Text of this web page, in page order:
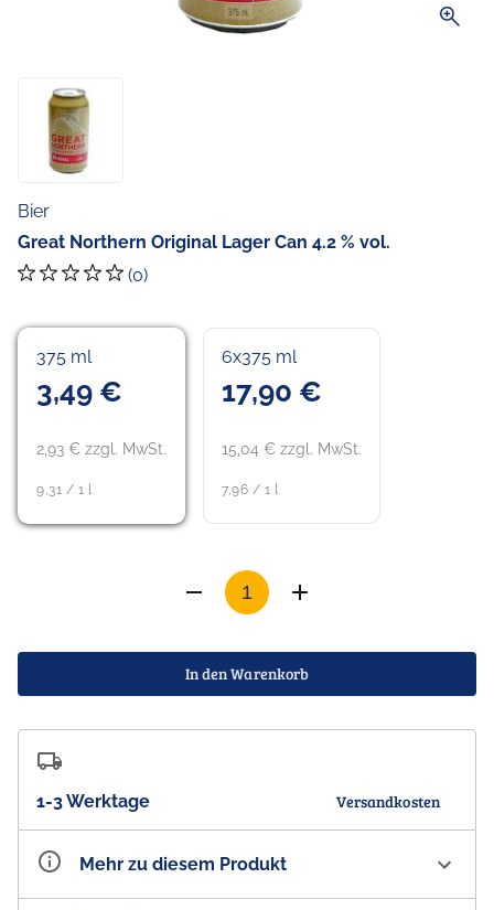
zoom_in
Bier
Great Northern Original Lager Can 4.2 % vol.
(0)
375 ml
3,49 €
2,93 € zzgl. MwSt.
9,31 / 1 l
6x375 ml
17,90 €
15,04 € zzgl. MwSt.
7,96 / 1 l
In den Warenkorb
1-3 Werktage Versandkosten
Mehr zu diesem Produkt